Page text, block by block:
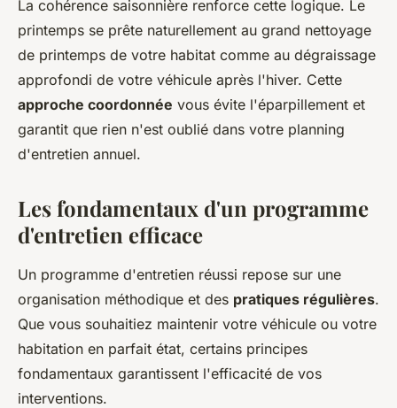
La cohérence saisonnière renforce cette logique. Le
printemps se prête naturellement au grand nettoyage
de printemps de votre habitat comme au dégraissage
approfondi de votre véhicule après l'hiver. Cette
approche coordonnée vous évite l'éparpillement et
garantit que rien n'est oublié dans votre planning
d'entretien annuel.
Les fondamentaux d'un programme
d'entretien efficace
Un programme d'entretien réussi repose sur une
organisation méthodique et des pratiques régulières.
Que vous souhaitiez maintenir votre véhicule ou votre
habitation en parfait état, certains principes
fondamentaux garantissent l'efficacité de vos
interventions.